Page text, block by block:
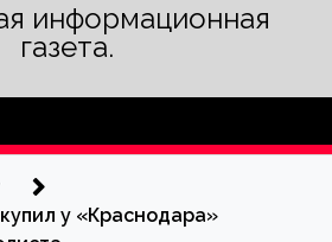
информационная
газета.
у «Краснодара»